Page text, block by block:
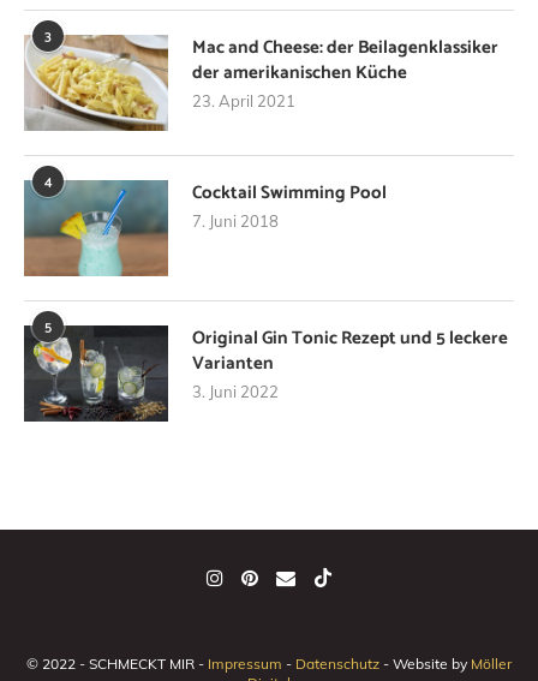
3
Mac and Cheese: der Beilagenklassiker
der amerikanischen Küche
23. April 2021
4 Cocktail Swimming Pool
7. Juni 2018
5
Original Gin Tonic Rezept und 5 leckere
Varianten
3. Juni 2022
© 2022 - SCHMECKT MIR - Impressum - Datenschutz - Website by Möller